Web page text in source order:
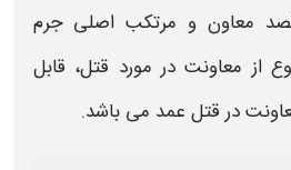
معاون و مرتکب اصلی جرم
از معاونت در مورد قتل، قابل
در قتل عمد می باشد.